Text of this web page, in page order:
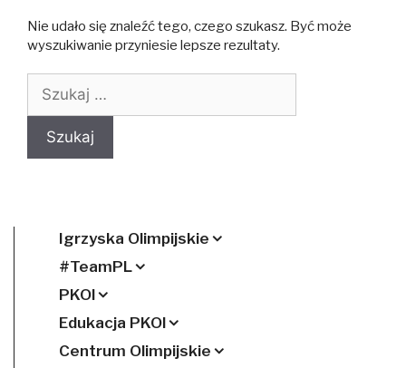
Nie udało się znaleźć tego, czego szukasz. Być może
wyszukiwanie przyniesie lepsze rezultaty.
Igrzyska Olimpijskie
#TeamPL
PKOl
Edukacja PKOl
Centrum Olimpijskie